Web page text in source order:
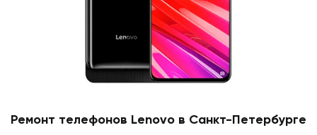
Ремонт телефонов Lenovo в Санкт-Петербурге